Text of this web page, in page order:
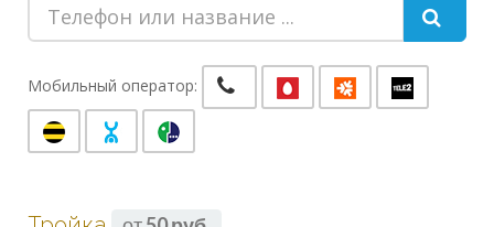
Мобильный оператор: